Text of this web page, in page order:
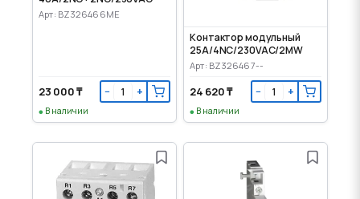
Арт: BZ326466ME
23 000 ₸ − +
В наличии
Контактор модульный
25A/4NC/230VAC/2MW
Арт: BZ326467--
24 620 ₸ − +
В наличии